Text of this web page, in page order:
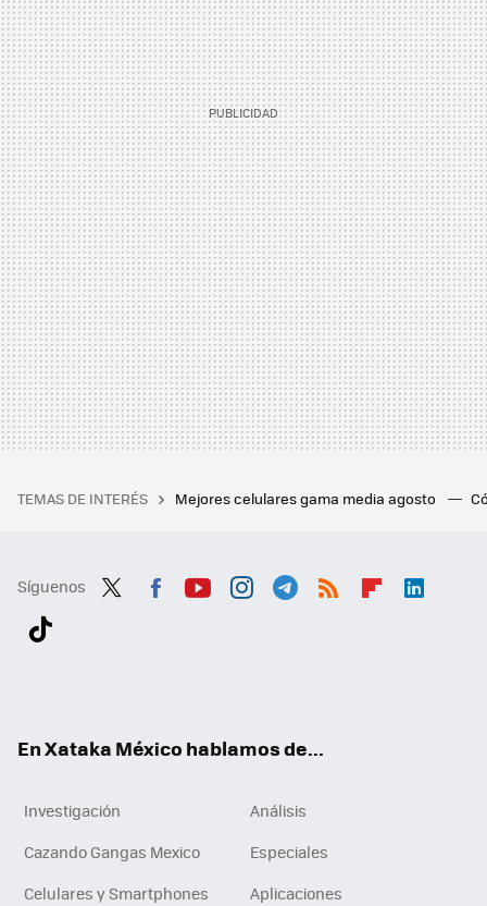
TEMAS DE INTERÉS Mejores celulares gama media agosto
Síguenos
En Xataka México hablamos de...
Investigación
Análisis
Cazando Gangas Mexico
Especiales
Celulares y Smartphones
Aplicaciones